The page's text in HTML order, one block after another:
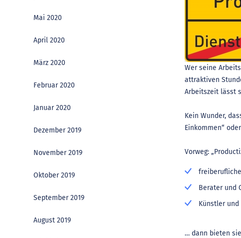
Wer seine
attraktiven
Arbeitszeit lässt
Kein Wunder,
Einkommen“
Vorweg:
Berater und
Künstler
… dann bieten
Mai 2020
April 2020
März 2020
Februar 2020
Januar 2020
Dezember 2019
November 2019
Oktober 2019
September 2019
August 2019